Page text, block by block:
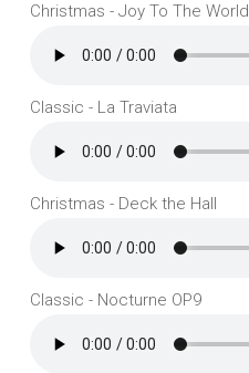
Christmas - Joy To The World
Classic - La Traviata
Christmas - Deck the Hall
Classic - Nocturne OP9